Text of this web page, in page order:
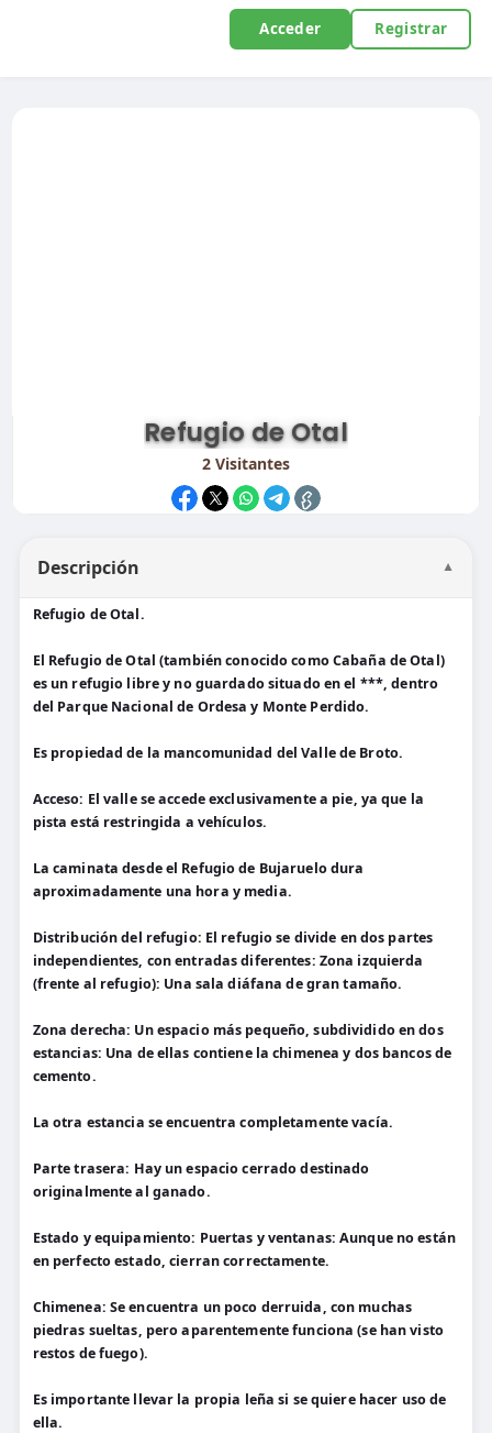
Acceder Registrar
Refugio de Otal
2Visitantes
Descripción ▼
Refugio de Otal.
El Refugio de Otal (también conocido como Cabaña de Otal)
es un refugio libre y no guardado situado en el ***, dentro
del Parque Nacional de Ordesa y Monte Perdido.
Es propiedad de la mancomunidad del Valle de Broto.
Acceso: El valle se accede exclusivamente a pie, ya que la
pista está restringida a vehículos.
La caminata desde el Refugio de Bujaruelo dura
aproximadamente una hora y media.
Distribución del refugio: El refugio se divide en dos partes
independientes, con entradas diferentes: Zona izquierda
(frente al refugio): Una sala diáfana de gran tamaño.
Zona derecha: Un espacio más pequeño, subdividido en dos
estancias: Una de ellas contiene la chimenea y dos bancos de
cemento.
La otra estancia se encuentra completamente vacía.
Parte trasera: Hay un espacio cerrado destinado
originalmente al ganado.
Estado y equipamiento: Puertas y ventanas: Aunque no están
en perfecto estado, cierran correctamente.
Chimenea: Se encuentra un poco derruida, con muchas
piedras sueltas, pero aparentemente funciona (se han visto
restos de fuego).
Es importante llevar la propia leña si se quiere hacer uso de
ella.